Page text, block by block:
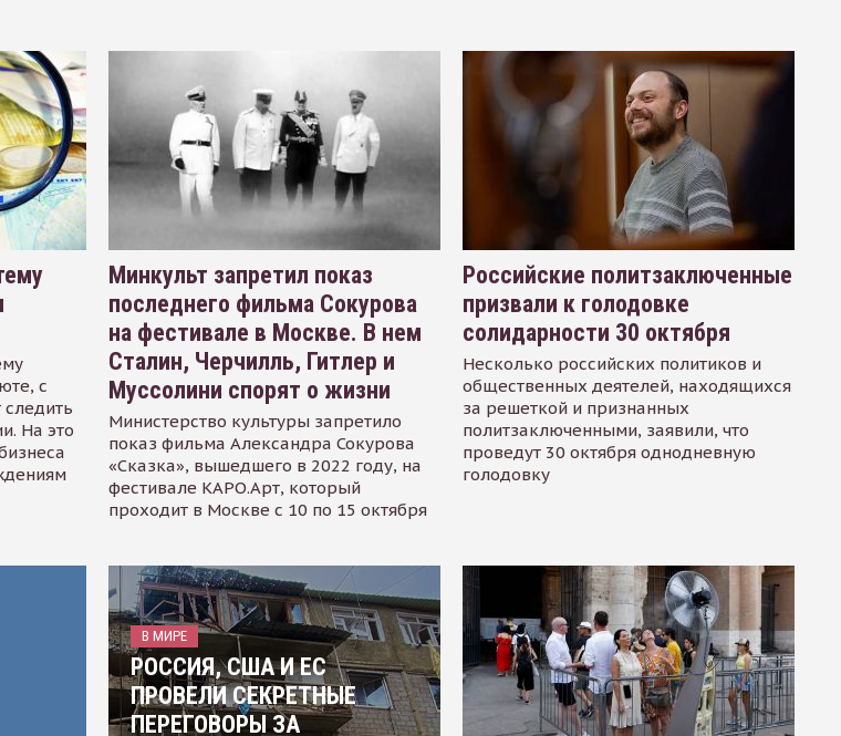
с
На это
Минкульт запретил показ
последнего фильма Сокурова
на фестивале в Москве. В нем
Сталин, Черчилль, Гитлер и
Муссолини спорят о жизни
Министерство культуры запретило
показ фильма Александра Сокурова
«Сказка», вышедшего в 2022 году, на
фестивале КАРО.Арт, который
проходит в Москве с 10 по 15 октября
Российские политзаключенные
призвали к голодовке
солидарности 30 октября
Несколько российских политиков и
общественных деятелей, находящихся
за решеткой и признанных
политзаключенными, заявили, что
проведут 30 октября однодневную
голодовку
В МИРЕ
РОССИЯ, США И ЕС
ПРОВЕЛИ СЕКРЕТНЫЕ
ПЕРЕГОВОРЫ ЗА